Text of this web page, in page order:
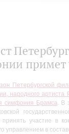
примет
Петербургской
народного
симфония Брамса. В
участие в
управлением в